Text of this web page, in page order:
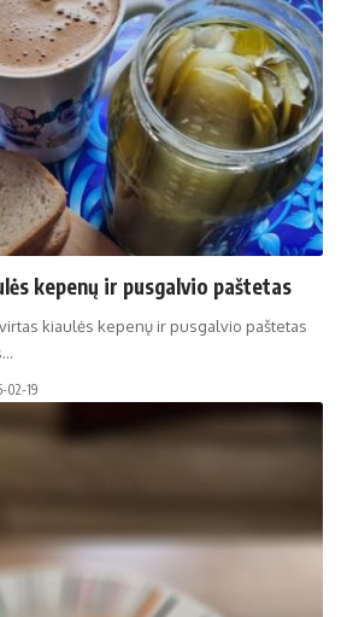
kepenų ir pusgalvio paštetas
kiaulės kepenų ir pusgalvio paštetas
02-19